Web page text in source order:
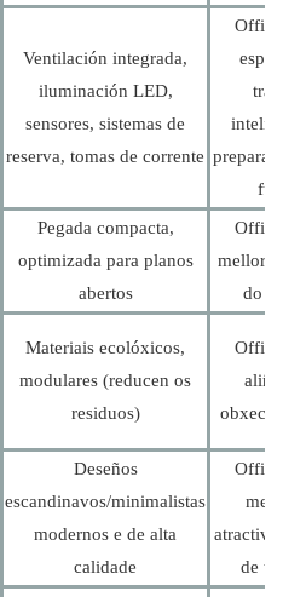
Ventilación integrada,
iluminación LED,
sensores, sistemas de
reserva, tomas de corrente
Pegada compacta,
optimizada para planos
abertos
mellor
do
Materiais ecolóxicos,
modulares (reducen os
residuos)
Deseños
escandinavos/minimalistas
modernos e de alta
calidade
de